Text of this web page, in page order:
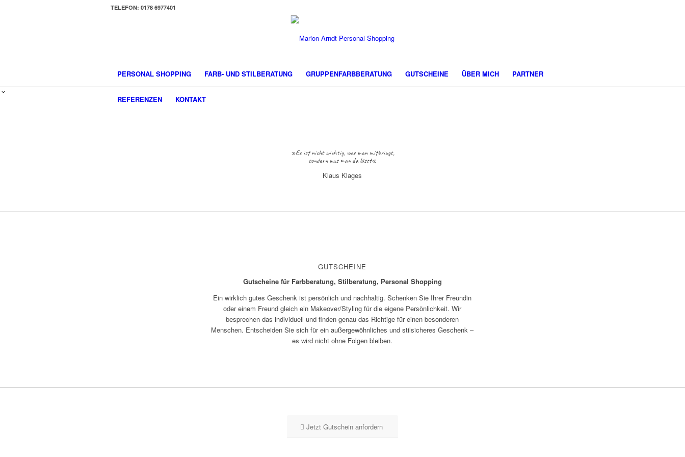
TELEFON: 0178 6977401
PERSONAL SHOPPING FARB- UND STILBERATUNG GRUPPENFARBBERATUNG GUTSCHEINE ÜBER MICH PARTNER
REFERENZEN KONTAKT
»Es ist nicht wichtig, was man mitbringt,
sondern was man da lässt«
Klaus Klages
GUTSCHEINE
Gutscheine für Farbberatung, Stilberatung, Personal Shopping
Ein wirklich gutes Geschenk ist persönlich und nachhaltig. Schenken Sie Ihrer Freundin
oder einem Freund gleich ein Makeover/Styling für die eigene Persönlichkeit. Wir
besprechen das individuell und finden genau das Richtige für einen besonderen
Menschen. Entscheiden Sie sich für ein außergewöhnliches und stilsicheres Geschenk –
es wird nicht ohne Folgen bleiben.
Jetzt Gutschein anfordern